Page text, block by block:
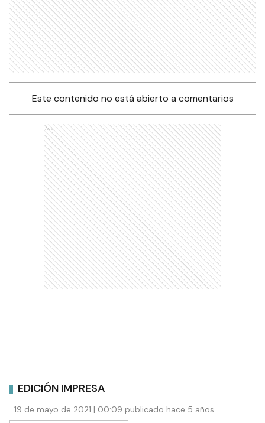
Este contenido no está abierto a comentarios
Ads
EDICIÓN IMPRESA
19 de mayo de 2021 | 00:09 publicado hace 5 años